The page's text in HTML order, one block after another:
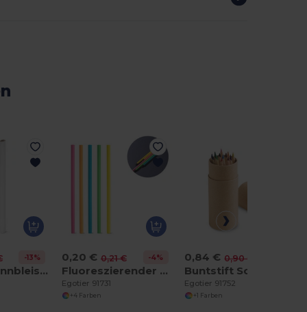
-13%
Zimmermannbleistift mit Härtegrad HB
0,20 € 0,21 € -4%
Fluoreszierender Bleistift aus Holz mit Härtegrad HB
Egotier 91731
+4 Farben
0,84 € 0,90 €
Egotier 91752
+1 Farben